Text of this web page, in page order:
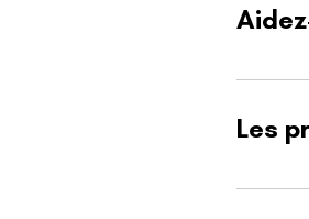
Bien sûr,
Les
La